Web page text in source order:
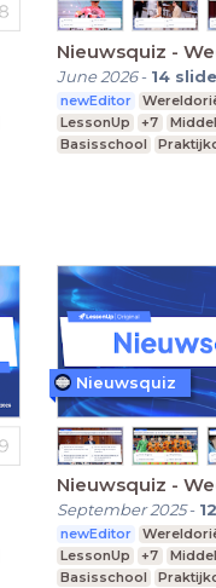
Nieuwsquiz -
June 2026- 14
newEditor
LessonUp
+7
Basisschool
Nieuwsquiz -
September 2025- 12
newEditor
LessonUp
+7
Basisschool
Nieuwsquiz